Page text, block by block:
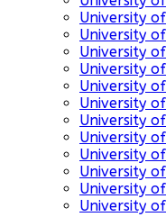
University
University
University
University
University
University
University
University
University of
University
University
University